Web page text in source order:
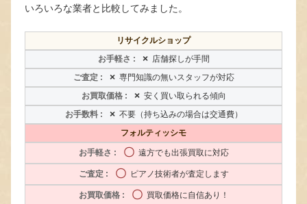
いろいろな業者と比較してみました。
リサイクルショップ
× 店舗探しが手間
× 専門知識の無いスタッフが対応
× 安く買い取られる傾向
× 不要（持ち込みの場合は交通費）
フォルティッシモ
〇 遠方でも出張買取に対応
〇 ピアノ技術者が査定します
〇 買取価格に自信あり！